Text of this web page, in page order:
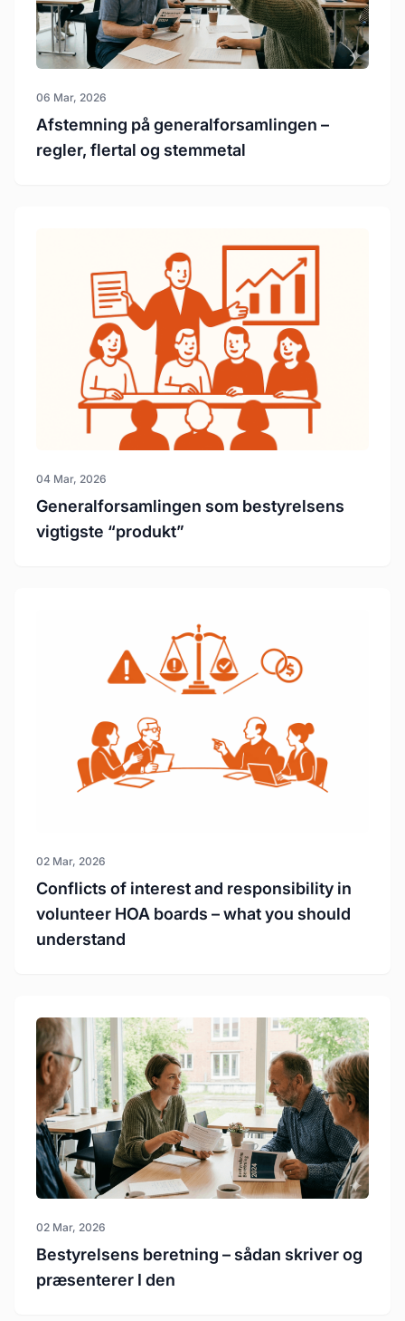
06 Mar, 2026
Afstemning på generalforsamlingen –
regler, flertal og stemmetal
04 Mar, 2026
Generalforsamlingen som bestyrelsens
vigtigste “produkt”
02 Mar, 2026
Conflicts of interest and responsibility in
volunteer HOA boards – what you should
understand
02 Mar, 2026
Bestyrelsens beretning – sådan skriver og
præsenterer I den